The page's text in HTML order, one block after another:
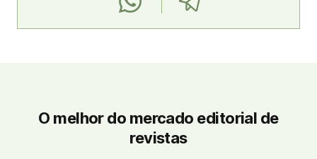
O melhor do mercado editorial de
revistas